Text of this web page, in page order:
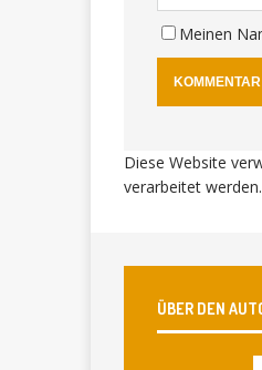
Meinen
Diese Website
verarbeitet werden.
ÜBER DEN